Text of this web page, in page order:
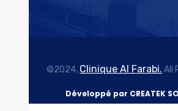
©2024, Clinique Al Farabi. All
Développé par CREATEK